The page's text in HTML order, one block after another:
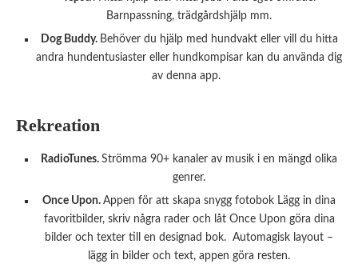
Barnpassning, trädgårdshjälp mm.
Dog Buddy. Behöver du hjälp med hundvakt eller vill du hitta
andra hundentusiaster eller hundkompisar kan du använda dig
av denna app.
Rekreation
RadioTunes. Strömma 90+ kanaler av musik i en mängd olika
genrer.
Once Upon. Appen för att skapa snygg fotobok Lägg in dina
favoritbilder, skriv några rader och låt Once Upon göra dina
bilder och texter till en designad bok. Automagisk layout –
lägg in bilder och text, appen göra resten.